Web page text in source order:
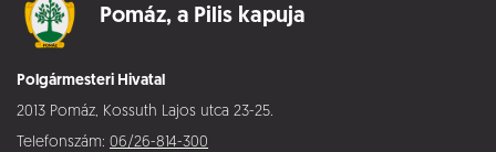
Pomáz, a Pilis kapuja
Polgármesteri Hivatal
2013 Pomáz, Kossuth Lajos utca 23-25.
Telefonszám: 06/26-814-300